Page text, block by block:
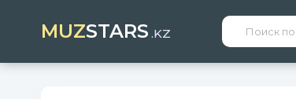
MUZSTARS .KZ